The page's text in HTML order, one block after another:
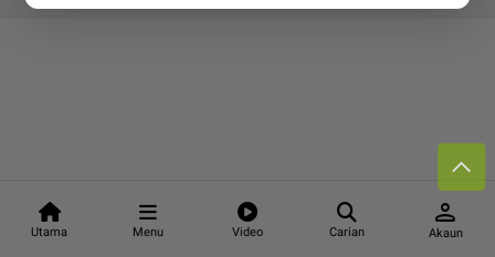
Utama Menu Video Carian
person
Akaun